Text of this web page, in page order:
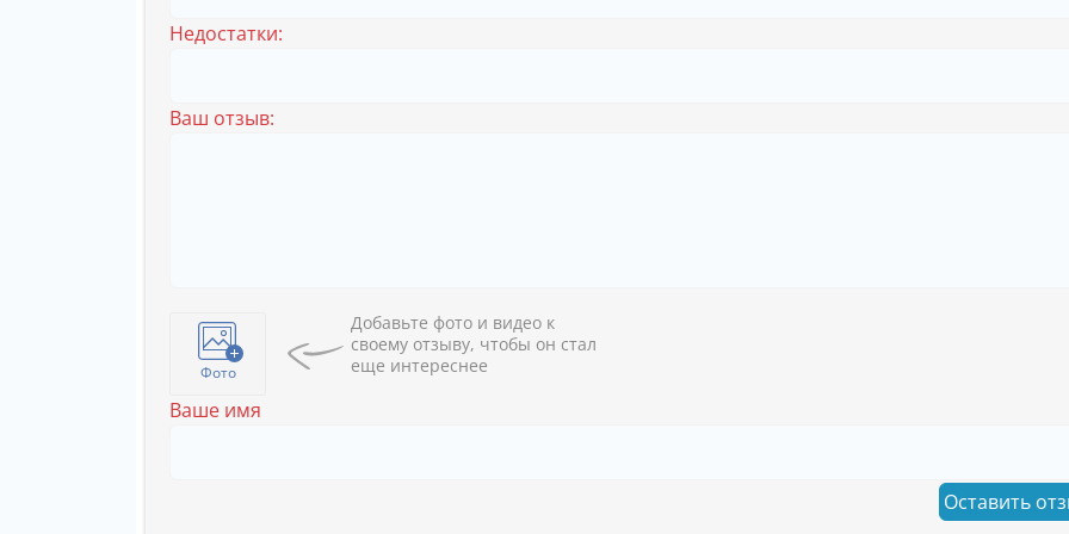
Недостатки:
Ваш отзыв:
Фото
Добавьте фото и видео к
своему отзыву, чтобы он стал
еще интереснее
Ваше имя
Оставить